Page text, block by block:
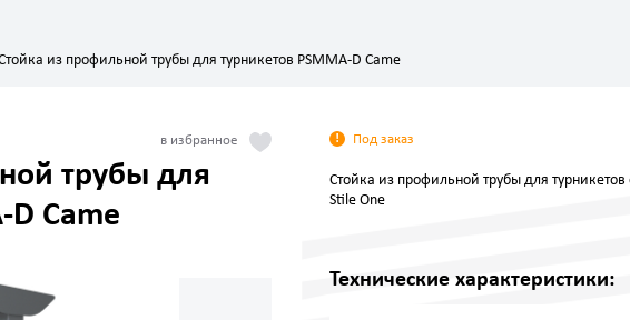
из профильной трубы для турникетов PSMMA-D Came
трубы для
D Came
Под заказ
Стойка из профильной трубы для турникетов
Stile One
Технические характеристики: